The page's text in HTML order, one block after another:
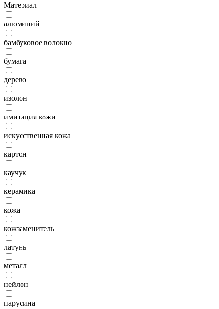
Материал
алюминий
бамбуковое волокно
бумага
дерево
изолон
имитация кожи
искусственная кожа
картон
каучук
керамика
кожа
кожзаменитель
латунь
металл
нейлон
парусина